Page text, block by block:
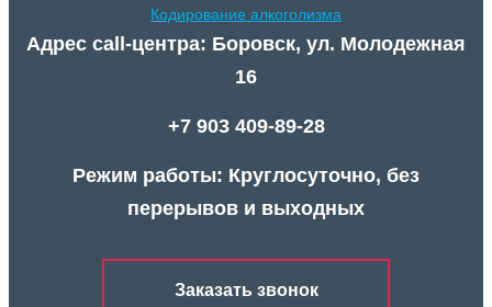
Кодирование алкоголизма
Адрес call-центра: Боровск, ул. Молодежная
16
+7 903 409-89-28
Режим работы: Круглосуточно, без
перерывов и выходных
Заказать звонок